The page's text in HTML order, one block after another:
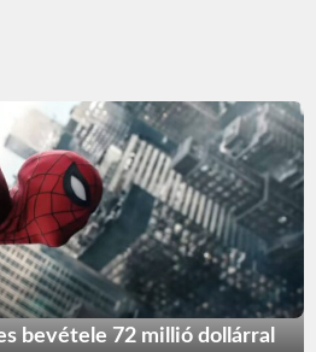
bevétele 72 millió dollárral